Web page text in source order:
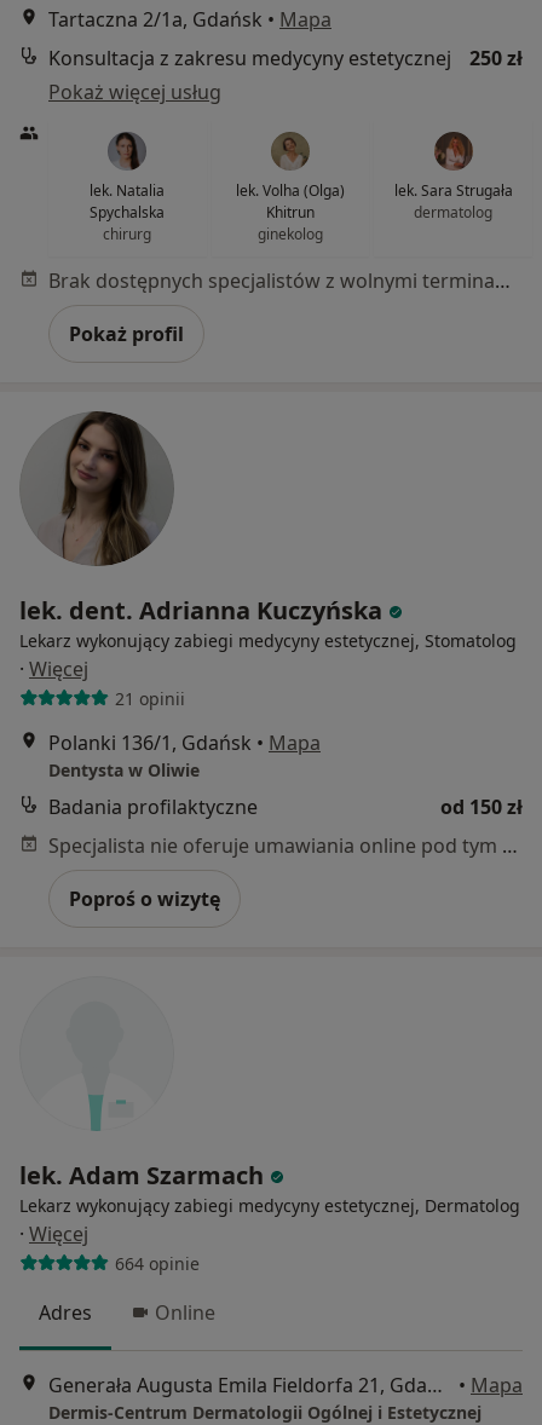
Tartaczna 2/1a, Gdańsk • Mapa
Konsultacja z zakresu medycyny estetycznej
250 zł
Pokaż więcej usług
lek. Natalia
Spychalska
chirurg
lek. Volha (Olga)
Khitrun
ginekolog
lek. Sara Strugała
dermatolog
Brak dostępnych specjalistów z wolnymi terminami w tym centrum medycznym.
Pokaż profil
lek. dent. Adrianna Kuczyńska
Lekarz wykonujący zabiegi medycyny estetycznej, Stomatolog
· Więcej
21 opinii
Polanki 136/1, Gdańsk • Mapa
Dentysta w Oliwie
Badania profilaktyczne
od 150 zł
Specjalista nie oferuje umawiania online pod tym adresem.
Poproś o wizytę
lek. Adam Szarmach
Lekarz wykonujący zabiegi medycyny estetycznej, Dermatolog
· Więcej
664 opinie
Adres Online
Generała Augusta Emila Fieldorfa 21, Gdańsk • Mapa
Dermis-Centrum Dermatologii Ogólnej i Estetycznej